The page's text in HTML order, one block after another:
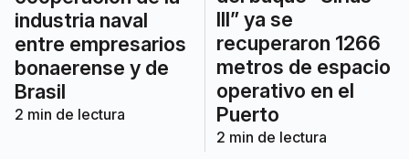
industria naval
entre empresarios
bonaerense y de
Brasil
2 min de lectura
III” ya se
recuperaron 1266
metros de espacio
operativo en el
Puerto
2 min de lectura